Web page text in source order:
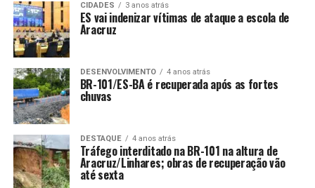
CIDADES 3 anos atrás
ES vai indenizar vítimas de ataque a escola de
Aracruz
DESENVOLVIMENTO 4 anos atrás
BR-101/ES-BA é recuperada após as fortes
chuvas
DESTAQUE 4 anos atrás
Tráfego interditado na BR-101 na altura de
Aracruz/Linhares; obras de recuperação vão
até sexta